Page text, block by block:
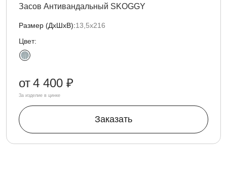
Засов Антивандальный SKOGGY
Размер (ДxШxВ):13,5х216
Цвет:
от4 400 ₽
За изделие в цинке
Заказать